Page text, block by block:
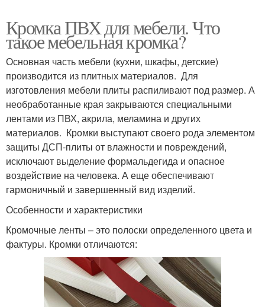
Кромка ПВХ для мебели. Что
такое мебельная кромка?
Основная часть мебели (кухни, шкафы, детские)
производится из плитных материалов. Для
изготовления мебели плиты распиливают под размер. А
необработанные края закрываются специальными
лентами из ПВХ, акрила, меламина и других
материалов. Кромки выступают своего рода элементом
защиты ДСП-плиты от влажности и повреждений,
исключают выделение формальдегида и опасное
воздействие на человека. А еще обеспечивают
гармоничный и завершенный вид изделий.
Особенности и характеристики
Кромочные ленты – это полоски определенного цвета и
фактуры. Кромки отличаются: